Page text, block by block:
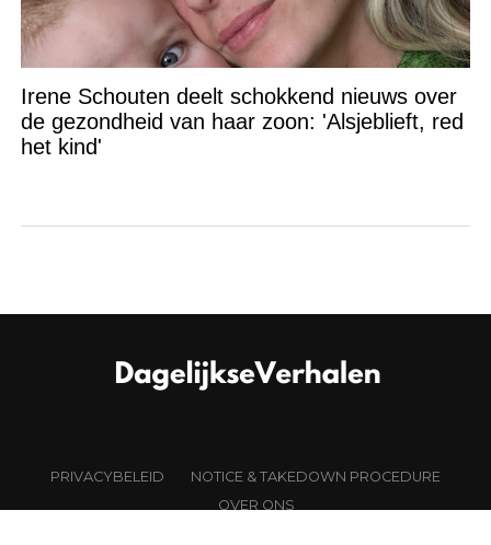
Irene Schouten deelt schokkend nieuws over
de gezondheid van haar zoon: 'Alsjeblieft, red
het kind'
PRIVACYBELEID
NOTICE & TAKEDOWN PROCEDURE
OVER ONS